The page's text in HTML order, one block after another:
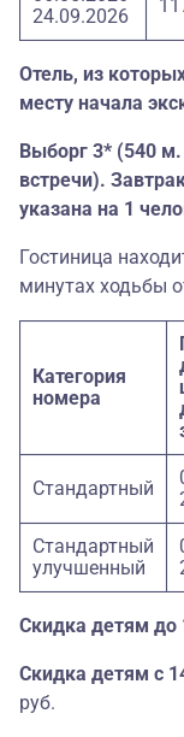
24.09.2026
Отель, из
месту начала
Выборг 3* (540
встречи).
указана на 1
Гостиница
минутах ходьбы
Категория
номера
Стандартный
Стандартный
улучшенный
Скидка детям до
Скидка детям с
руб.